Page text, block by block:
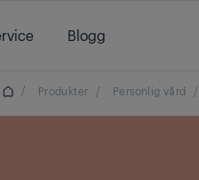
Blogg
/ Produkter / Personlig vård /